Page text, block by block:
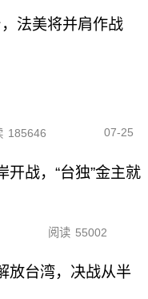
法美将并肩作战
185646 07-25
开战，“台独”金主就
阅读 55002
放台湾，决战从半